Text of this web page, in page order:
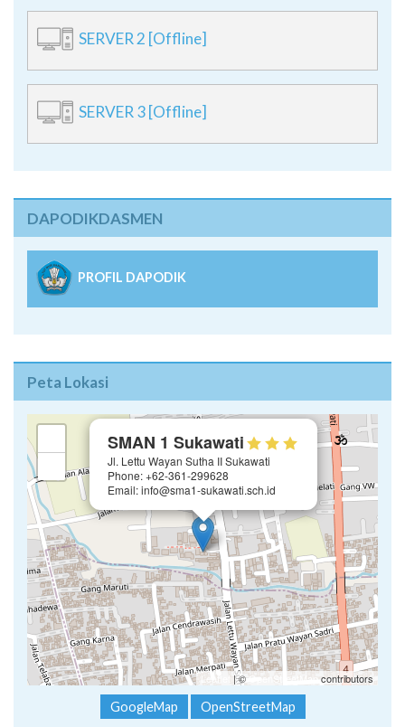
SERVER 2 [Offline]
SERVER 3 [Offline]
DAPODIKDASMEN
PROFIL DAPODIK
Peta Lokasi
SMAN 1 Sukawati
Jl. Lettu Wayan Sutha II Sukawati
Phone: +62-361-299628
Email: info@sma1-sukawati.sch.id
Leaflet | ©OpenStreetMap contributors
GoogleMap OpenStreetMap